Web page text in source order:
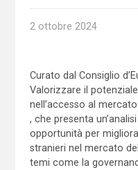
2 ottobre 2024
Curato dal Consiglio
Valorizzare il
nell’accesso al
, che presenta
opportunità per
stranieri nel mercato
temi come la